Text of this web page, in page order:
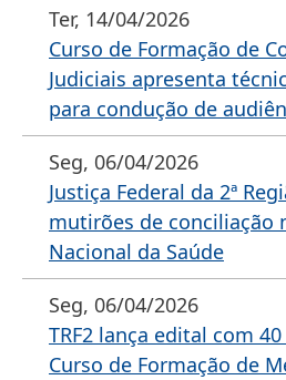
Ter, 14/04/2026
Curso de Formação de
Judiciais apresenta
para condução de
Seg, 06/04/2026
Justiça Federal da 2ª
mutirões de conciliação
Nacional da Saúde
Seg, 06/04/2026
TRF2 lança edital com
Curso de Formação de